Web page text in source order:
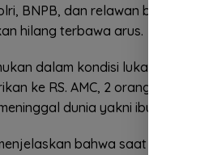
BNPB, dan relawan berhasil
hilang terbawa arus.
dalam kondisi luka ringan
ke RS. AMC, 2 orang korban
dunia yakni ibu dan
bahwa saat ini